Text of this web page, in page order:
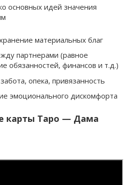
основных идей значения
материальных благ
партнерами (равное
обязанностей, финансов и т.д.)
опека, привязанность
эмоционального дискомфорта
карты Таро — Дама